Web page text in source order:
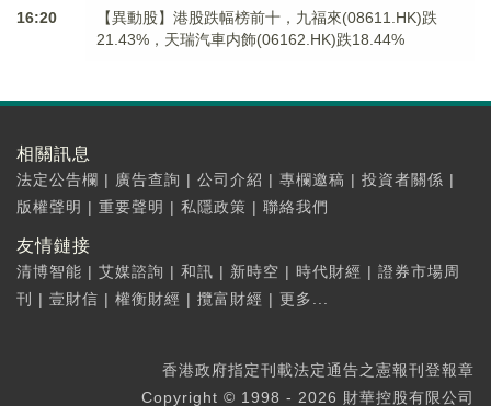
16:20
【異動股】港股跌幅榜前十，九福來(08611.HK)跌
21.43%，天瑞汽車内飾(06162.HK)跌18.44%
相關訊息
法定公告欄 | 廣告查詢 | 公司介紹 | 專欄邀稿 | 投資者關係 |
版權聲明 | 重要聲明 | 私隱政策 | 聯絡我們
友情鏈接
清博智能 | 艾媒諮詢 | 和訊 | 新時空 | 時代財經 | 證券市場周
刊
| 壹財信 | 權衡財經 | 攬富財經 | 更多...
香港政府指定刊載法定通告之憲報刊登報章
Copyright © 1998 - 2026 財華控股有限公司